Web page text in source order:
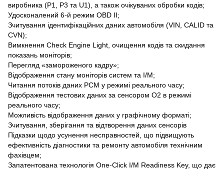
виробника (P1, P3 та U1), а також очікуваних обробки кодів;
Удосконалений 6-й режим OBD II;
Зчитування ідентифікаційних даних автомобіля (VIN, CALID та
CVN);
Вимкнення Check Engine Light, очищення кодів та скидання
показань моніторів;
Перегляд «замороженого кадру»;
Відображення стану моніторів систем та I/M;
Читання потоків даних PCM у режимі реального часу;
Відображення тестових даних за сенсором O2 в режимі
реального часу;
Можливість відображення даних у графічному форматі;
Зчитування, зберігання та відтворення даних сенсорів
Підказки щодо усунення несправностей, що підвищують
ефективність діагностики та ремонту автомобіля технічним
фахівцем;
Запатентована технологія One-Click I/M Readiness Key, що дає